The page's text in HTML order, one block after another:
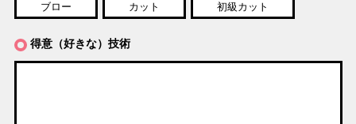
ブロー カット 初級カット
得意（好きな）技術